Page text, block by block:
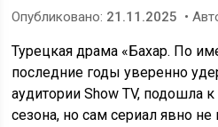
Опубликовано: 21.11.2025 •
Турецкая драма «Бахар. По
последние годы уверенно
аудитории Show TV, подошла
сезона, но сам сериал явно не